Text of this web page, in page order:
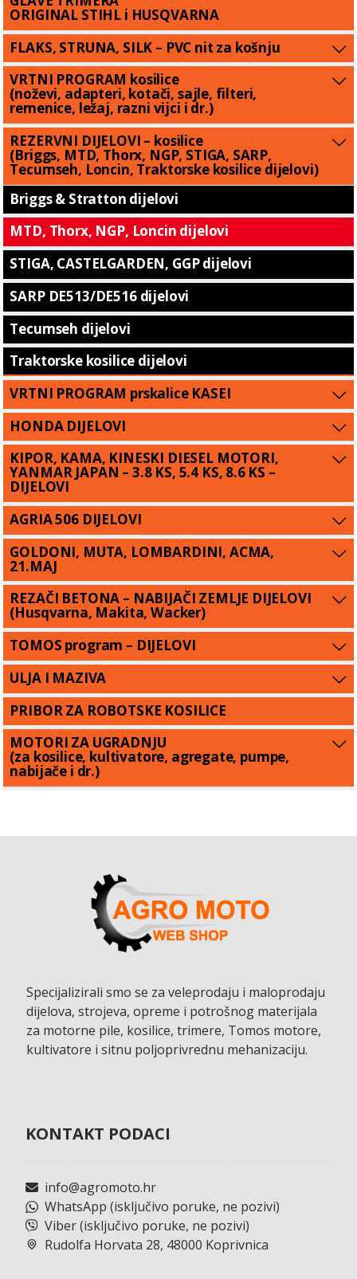
ORIGINAL STIHL i HUSQVARNA
FLAKS, STRUNA, SILK – PVC nit za košnju
VRTNI PROGRAM kosilice
(noževi, adapteri, kotači, sajle, filteri,
remenice, ležaj, razni vijci i dr.)
REZERVNI DIJELOVI – kosilice
(Briggs, MTD, Thorx, NGP, STIGA, SARP,
Tecumseh, Loncin, Traktorske kosilice dijelovi)
Briggs & Stratton dijelovi
MTD, Thorx, NGP, Loncin dijelovi
STIGA, CASTELGARDEN, GGP dijelovi
SARP DE513/DE516 dijelovi
Tecumseh dijelovi
Traktorske kosilice dijelovi
VRTNI PROGRAM prskalice KASEI
HONDA DIJELOVI
KIPOR, KAMA, KINESKI DIESEL MOTORI,
YANMAR JAPAN – 3.8 KS, 5.4 KS, 8.6 KS –
DIJELOVI
AGRIA 506 DIJELOVI
GOLDONI, MUTA, LOMBARDINI, ACMA,
21.MAJ
REZAČI BETONA – NABIJAČI ZEMLJE DIJELOVI
(Husqvarna, Makita, Wacker)
TOMOS program – DIJELOVI
ULJA I MAZIVA
PRIBOR ZA ROBOTSKE KOSILICE
MOTORI ZA UGRADNJU
(za kosilice, kultivatore, agregate, pumpe,
nabijače i dr.)
Specijalizirali smo se za veleprodaju i maloprodaju
dijelova, strojeva, opreme i potrošnog materijala
za motorne pile, kosilice, trimere, Tomos motore,
kultivatore i sitnu poljoprivrednu mehanizaciju.
KONTAKT PODACI
info@agromoto.hr
WhatsApp (isključivo poruke, ne pozivi)
Viber (isključivo poruke, ne pozivi)
Rudolfa Horvata 28, 48000 Koprivnica